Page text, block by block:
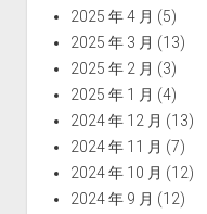
2025 年 4 月 (5)
2025 年 3 月 (13)
2025 年 2 月 (3)
2025 年 1 月 (4)
2024 年 12 月 (13)
2024 年 11 月 (7)
2024 年 10 月 (12)
2024 年 9 月 (12)